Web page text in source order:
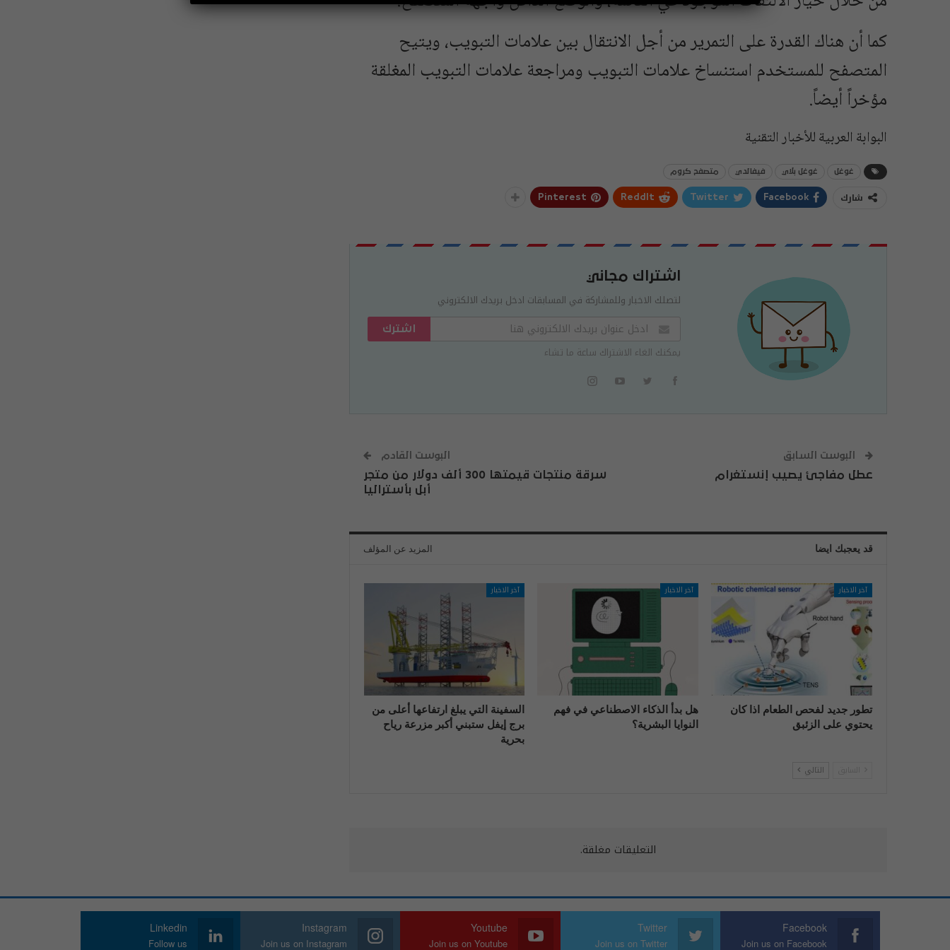
كما أن هناك القدرة على التمرير من أجل الانتقال بين علامات التبويب، ويتيح
المتصفح للمستخدم استنساخ علامات التبويب ومراجعة علامات التبويب المغلقة
مؤخراً أيضاً.
البوابة العربية للأخبار التقنية
غوغل غوغل بلاي فيفالدي متصفح كروم
شارك Facebook
Twitter
ReddIt
Pinterest
اشتراك مجاني
لتصلك الاخبار وللمشاركة في المسابقات ادخل بريدك الالكتروني
اشترك
يمكنك الغاء الاشتراك ساعة ما تشاء
البوست السابق
عطل مفاجئ يصيب إنستغرام
البوست القادم
سرقة منتجات قيمتها 300 ألف دولار من متجر
أبل بأستراليا
قد يعجبك ايضا المزيد عن المؤلف
آخر الاخبار
تطور جديد لفحص الطعام اذا كان
يحتوي على الزئبق
آخر الاخبار
هل بدأ الذكاء الاصطناعي في فهم
النوايا البشرية؟
آخر الاخبار
السفينة التي يبلغ ارتفاعها أعلى من
برج إيفل ستبني أكبر مزرعة رياح
بحرية
التالي
التعليقات مغلقة.
Facebook
Join us on Facebook
Twitter
Join us on Twitter
Youtube
Join us on Youtube
Instagram
Join us on Instagram
Linkedin
Follow us